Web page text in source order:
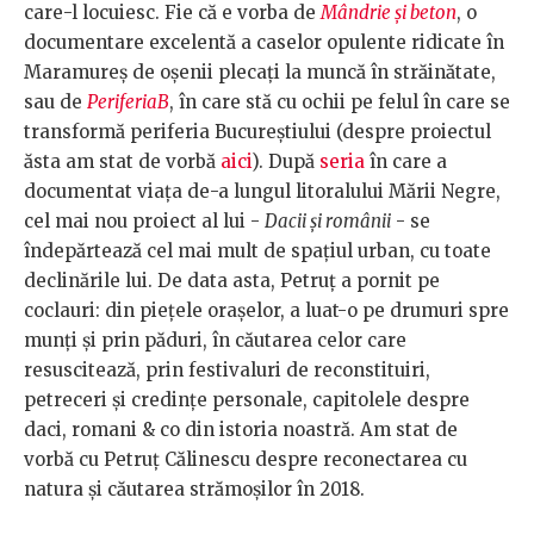
care-l locuiesc. Fie că e vorba deMândrie și beton, o
documentare excelentă a caselor opulente ridicate în
Maramureș de oșenii plecați la muncă în străinătate,
sau de PeriferiaB, în care stă cu ochii pe felul în care se
transformă periferia Bucureștiului (despre proiectul
ăsta am stat de vorbă aici). După seria în care a
documentat viața de-a lungul litoralului Mării Negre,
cel mai nou proiect al lui - Dacii și românii - se
îndepărtează cel mai mult de spațiul urban, cu toate
declinările lui. De data asta, Petruț a pornit pe
coclauri: din piețele orașelor, a luat-o pe drumuri spre
munți și prin păduri, în căutarea celor care
resuscitează, prin festivaluri de reconstituiri,
petreceri și credințe personale, capitolele despre
daci, romani & co din istoria noastră. Am stat de
vorbă cu Petruț Călinescu despre reconectarea cu
natura și căutarea strămoșilor în 2018.